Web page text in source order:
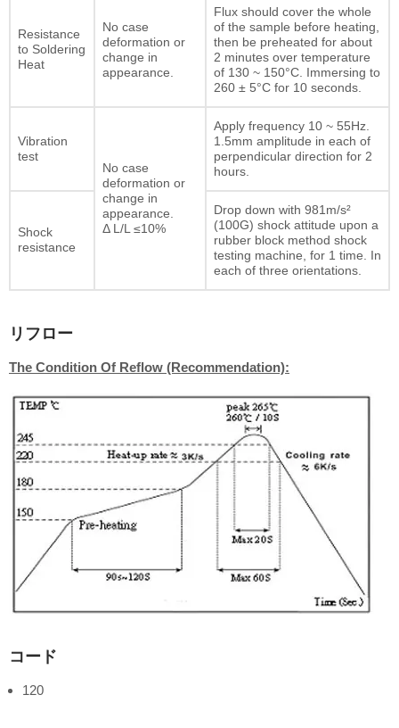
Resistance
to Soldering
Heat
No case
deformation or
change in
appearance.
Flux should cover the whole
of the sample before heating,
then be preheated for about
2 minutes over temperature
of 130 ~ 150°C. Immersing to
260 ± 5°C for 10 seconds.
Vibration
test
No case
deformation or
change in
appearance.
Δ L/L ≤10%
Apply frequency 10 ~ 55Hz.
1.5mm amplitude in each of
perpendicular direction for 2
hours.
Shock
resistance
Drop down with 981m/s²
(100G) shock attitude upon a
rubber block method shock
testing machine, for 1 time. In
each of three orientations.
リフロー
The Condition Of Reflow (Recommendation):
コード
120